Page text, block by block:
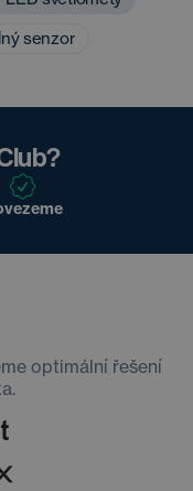
senzor
optimální řešení